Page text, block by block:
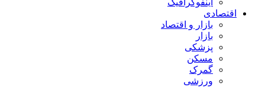
اینفوگرافیک
اقتصادی
بازار و اقتصاد
بازار
پزشکی
مسکن
گمرک
ورزشی